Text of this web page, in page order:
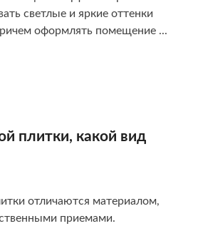
светлые и яркие оттенки
оформлять помещение ...
плитки, какой вид
отличаются материалом,
приемами.